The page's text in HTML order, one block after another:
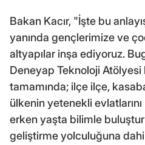
Bakan Kacır, "İşte bu
yanında gençlerimize ve
altyapılar inşa ediyoruz.
Deneyap Teknoloji
tamamında; ilçe ilçe,
ülkenin yetenekli
erken yaşta bilimle
geliştirme yolculuğuna